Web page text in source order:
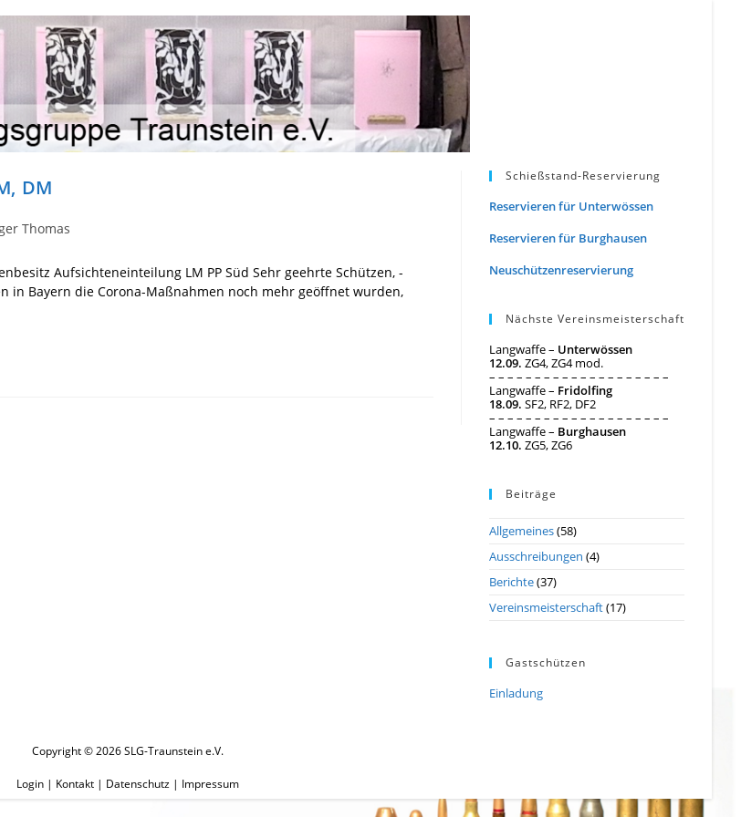
DM
Thomas
Aufsichteneinteilung LM PP Süd Sehr geehrte Schützen, -
in Bayern die Corona-Maßnahmen noch mehr geöffnet wurden,
Schießstand-Reservierung
Reservieren für Unterwössen
Reservieren für Burghausen
Neuschützenreservierung
Nächste Vereinsmeisterschaft
Langwaffe – Unterwössen
12.09. ZG4, ZG4 mod.
– – – – – – – – – – – – – – – – – – – –
Langwaffe – Fridolfing
18.09. SF2, RF2, DF2
– – – – – – – – – – – – – – – – – – – –
Langwaffe – Burghausen
12.10. ZG5, ZG6
Beiträge
Allgemeines(58)
Ausschreibungen (4)
Berichte(37)
Vereinsmeisterschaft(17)
Gastschützen
Einladung
Copyright © 2026 SLG-Traunstein e.V.
Login | Kontakt | Datenschutz | Impressum